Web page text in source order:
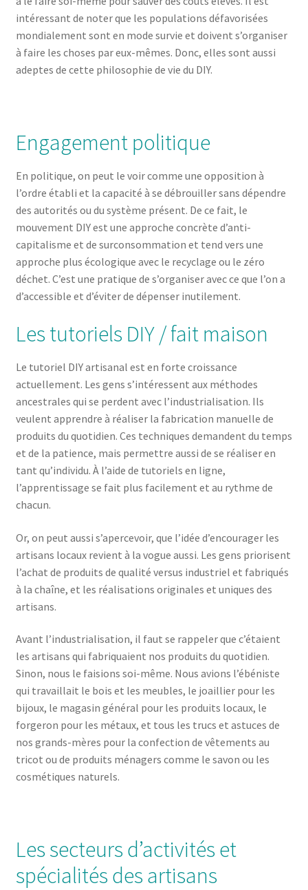
intéressant de noter que les populations défavorisées
mondialement sont en mode survie et doivent s’organiser
à faire les choses par eux-mêmes. Donc, elles sont aussi
adeptes de cette philosophie de vie du DIY.
Engagement politique
En politique, on peut le voir comme une opposition à
l’ordre établi et la capacité à se débrouiller sans dépendre
des autorités ou du système présent. De ce fait, le
mouvement DIY est une approche concrète d’anti-
capitalisme et de surconsommation et tend vers une
approche plus écologique avec le recyclage ou le zéro
déchet. C’est une pratique de s’organiser avec ce que l’on a
d’accessible et d’éviter de dépenser inutilement.
Les tutoriels DIY / fait maison
Le tutoriel DIY artisanal est en forte croissance
actuellement. Les gens s’intéressent aux méthodes
ancestrales qui se perdent avec l’industrialisation. Ils
veulent apprendre à réaliser la fabrication manuelle de
produits du quotidien. Ces techniques demandent du temps
et de la patience, mais permettre aussi de se réaliser en
tant qu’individu. À l’aide de tutoriels en ligne,
l’apprentissage se fait plus facilement et au rythme de
chacun.
Or, on peut aussi s’apercevoir, que l’idée d’encourager les
artisans locaux revient à la vogue aussi. Les gens priorisent
l’achat de produits de qualité versus industriel et fabriqués
à la chaîne, et les réalisations originales et uniques des
artisans.
Avant l’industrialisation, il faut se rappeler que c’étaient
les artisans qui fabriquaient nos produits du quotidien.
Sinon, nous le faisions soi-même. Nous avions l’ébéniste
qui travaillait le bois et les meubles, le joaillier pour les
bijoux, le magasin général pour les produits locaux, le
forgeron pour les métaux, et tous les trucs et astuces de
nos grands-mères pour la confection de vêtements au
tricot ou de produits ménagers comme le savon ou les
cosmétiques naturels.
Les secteurs d’activités et
spécialités des artisans